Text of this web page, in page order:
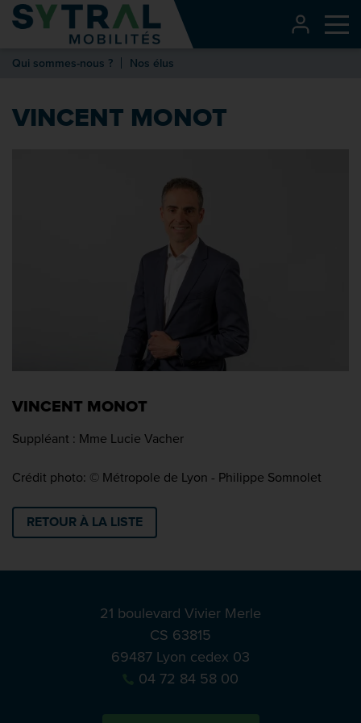
Contenu
Entête de page
Qui sommes-nous ? Nos élus
VINCENT MONOT
VINCENT MONOT
Suppléant : Mme Lucie Vacher
Crédit photo: © Métropole de Lyon - Philippe Somnolet
RETOUR À LA LISTE
21 boulevard Vivier Merle
CS 63815
69487 Lyon cedex 03
04 72 84 58 00